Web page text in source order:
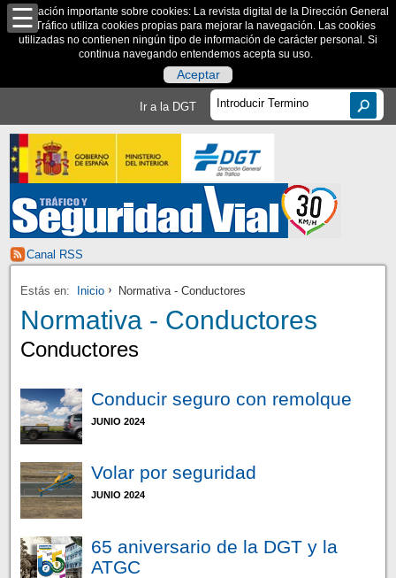
Información importante sobre cookies: La revista digital de la Dirección General
de Tráfico utiliza cookies propias para mejorar la navegación. Las cookies
utilizadas no contienen ningún tipo de información de carácter personal. Si
continua navegando entendemos acepta su uso.
Aceptar
Ir a la DGT
Canal RSS
Estás en: Inicio Normativa - Conductores
Normativa - Conductores
Conductores
Conducir seguro con remolque
JUNIO 2024
Volar por seguridad
JUNIO 2024
65 aniversario de la DGT y la
ATGC